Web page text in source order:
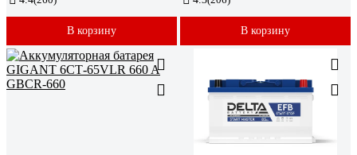
В корзину В корзину